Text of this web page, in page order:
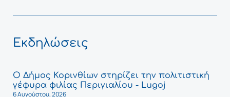
Εκδηλώσεις
Ο Δήμος Κορινθίων στηρίζει την πολιτιστική
γέφυρα φιλίας Περιγιαλίου - Lugoj
6 Αυγούστου, 2026